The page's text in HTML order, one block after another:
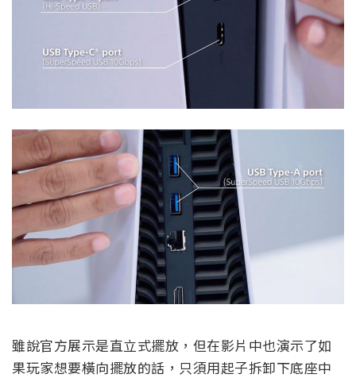
雖說官方展示是直立式擺放，但在影片中也演示了如
果玩家想要橫向擺放的話，只須用起子拆卸下底座中